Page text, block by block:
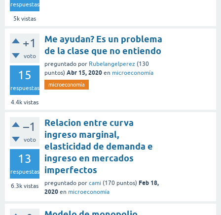
respuestas
5k vistas
+1
voto
15
respuestas
4.4k vistas
Me ayudan? Es un problema
de la clase que no entiendo
preguntado por Rubelangelperez (130
puntos) Abr 15, 2020 en microeconomía
microeconomía
–1
voto
13
respuestas
6.3k vistas
Relacion entre curva
ingreso marginal,
elasticidad de demanda e
ingreso en mercados
imperfectos
preguntado por cami (170 puntos) Feb 18,
2020 en microeconomía